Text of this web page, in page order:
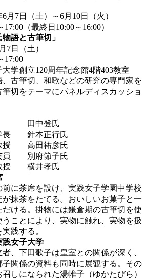
月7日（土）～6月10日（火）
（最終日10:00～16:00）
語と古筆切」
7日（土）
17:00
学創立120周年記念館4階403教室
古筆切、和歌などの研究の専門家を
切をテーマにパネルディスカッショ
田中登氏
針本正行氏
高田祐彦氏
別府節子氏
授 横井孝氏
に茶席を設け、実践女子学園中学校
抹茶をたてる。おいしいお菓子と一
ける。掛物には鎌倉期の古筆切を使
ことにより、実物に触れ、実物を扱
践する。
女子大学
、下田歌子は皇室との関係が深く、
関係の資料も同時に展観する。その
しになられた湯帷子（ゆかたびら）